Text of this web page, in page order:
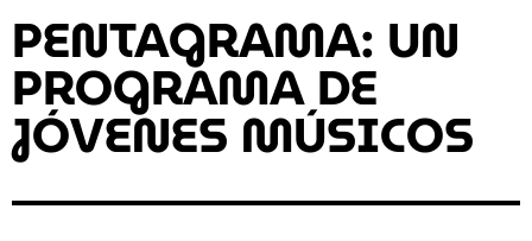
PENTAGRAMA: UN
PROGRAMA DE
JÓVENES MÚSICOS